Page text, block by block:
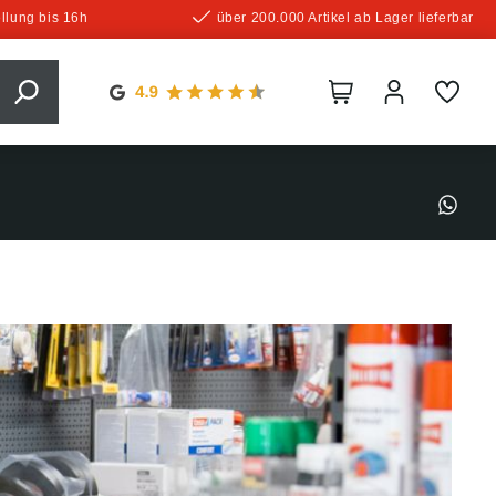
bis 16h über 200.000 Artikel ab Lager lieferbar